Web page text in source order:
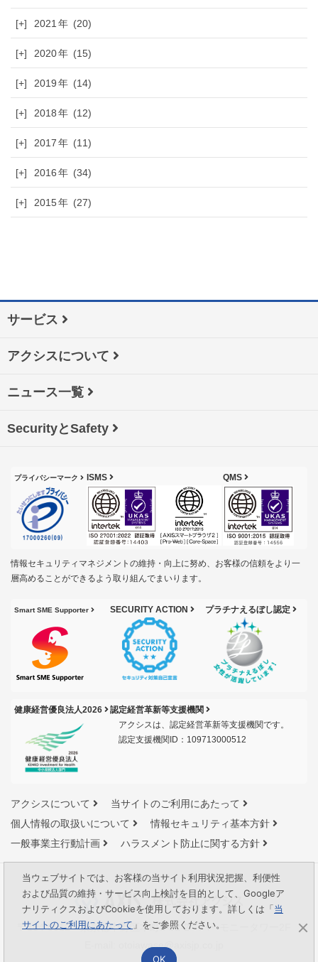
[+] 2021 (20)
[+] 2020 (15)
[+] 2019 (14)
[+] 2018 (12)
[+] 2017 (11)
[+] 2016 (34)
[+] 2015 (27)
サービス
アクシスについて
ニュース一覧
SecurityとSafety
プライバシーマーク ISMS QMS
情報セキュリティマネジメントの維持・向上に努め、お客様の信頼をより一
層高めることができるよう取り組んでまいります。
Smart SME Supporter SECURITY ACTION プラチナえるぼし認定
健康経営優良法人2026
認定経営革新等支援機関
アクシスは、認定経営革新等支援機関です。
認定支援機関ID：109713000512
アクシスについて
当サイトのご利用にあたって
個人情報の取扱いについて
情報セキュリティ基本方針
一般事業主行動計画
ハラスメント防止に関する方針
〒164-0012 東京都中野区本町1-32-2 ハーモニータワー2F
otoiawase@axisjp.co.jp
当ウェブサイトでは、お客様の当サイト利用状況把握、利便性
および品質の維持・サービス向上検討を目的として、Googleア
ナリティクスおよびCookieを使用しております。詳しくは「当
サイトのご利用にあたって 」をご参照ください。
OK